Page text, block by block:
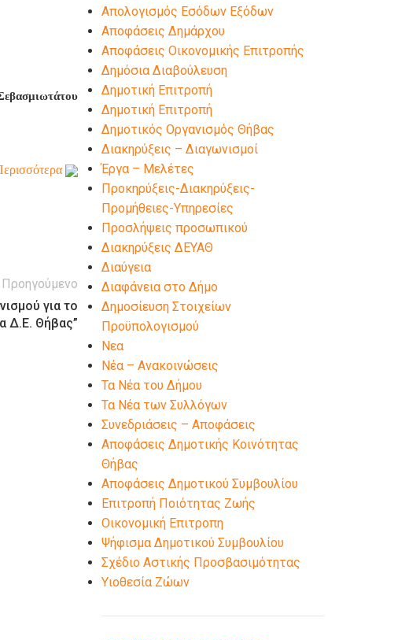
Προηγούμενο
για το
Δ.Ε. Θήβας”
Απολογισμός Εσόδων Εξόδων
Αποφάσεις Δημάρχου
Αποφάσεις Οικονομικής Επιτροπής
Δημόσια Διαβούλευση
Δημοτική Επιτροπή
Δημοτική Επιτροπή
Δημοτικός Οργανισμός Θήβας
Διακηρύξεις – Διαγωνισμοί
Έργα – Μελέτες
Προκηρύξεις-Διακηρύξεις-
Προμήθειες-Υπηρεσίες
Προσλήψεις προσωπικού
Διακηρύξεις ΔΕΥΑΘ
Διαύγεια
Διαφάνεια στο Δήμο
Δημοσίευση Στοιχείων
Προϋπολογισμού
Νεα
Νέα – Ανακοινώσεις
Τα Νέα του Δήμου
Τα Νέα των Συλλόγων
Συνεδριάσεις – Αποφάσεις
Αποφάσεις Δημοτικής Κοινότητας
Θήβας
Αποφάσεις Δημοτικού Συμβουλίου
Επιτροπή Ποιότητας Ζωής
Οικονομική Επιτροπη
Ψήφισμα Δημοτικού Συμβουλίου
Σχέδιο Αστικής Προσβασιμότητας
Υιοθεσία Ζώων